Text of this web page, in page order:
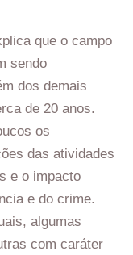
que o campo
sendo
dos demais
de 20 anos.
os
das atividades
e o impacto
e do crime.
algumas
com caráter